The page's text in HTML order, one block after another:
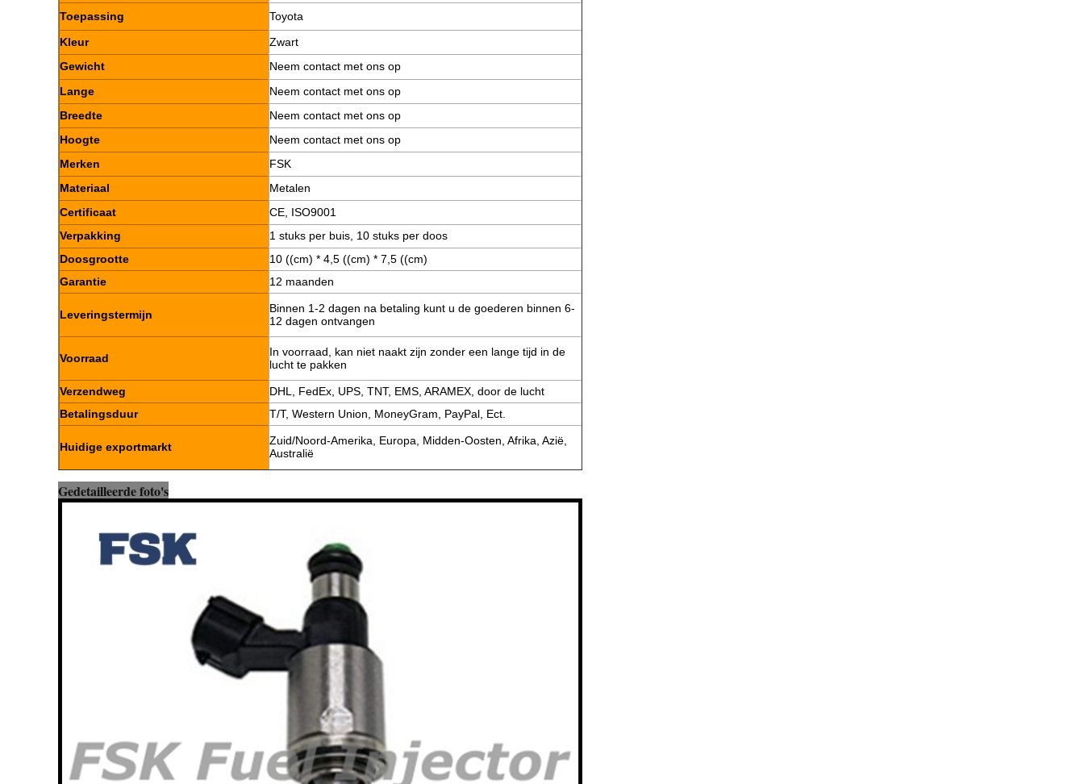
Toepassing
Toyota
Kleur
Zwart
Gewicht
Neem contact met ons op
Lange
Neem contact met ons op
Breedte
Neem contact met ons op
Hoogte
Neem contact met ons op
Merken
FSK
Materiaal
Metalen
Certificaat
CE, ISO9001
Verpakking
1 stuks per buis, 10 stuks per doos
Doosgrootte
10 ((cm) * 4,5 ((cm) * 7,5 ((cm)
Garantie
12 maanden
Leveringstermijn
Binnen 1-2 dagen na betaling kunt u de goederen binnen 6-
12 dagen ontvangen
Voorraad
In voorraad, kan niet naakt zijn zonder een lange tijd in de
lucht te pakken
Verzendweg
DHL, FedEx, UPS, TNT, EMS, ARAMEX, door de lucht
Betalingsduur
T/T, Western Union, MoneyGram, PayPal, Ect.
Huidige exportmarkt
Zuid/Noord-Amerika, Europa, Midden-Oosten, Afrika, Azië,
Australië
Gedetailleerde foto's